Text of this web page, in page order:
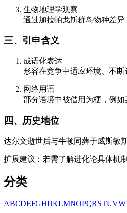
生物地理学观察
通过加拉帕戈斯群岛物种差异
三、引申含义
成语化表达
形容在竞争中适应环境、不断
网络用语
部分语境中被借用为梗，例如
四、历史地位
达尔文逝世后与牛顿同葬于威斯敏
扩展建议：若需了解进化论具体机
分类
ABCDEFGHIJKLMNOPQRSTUVW